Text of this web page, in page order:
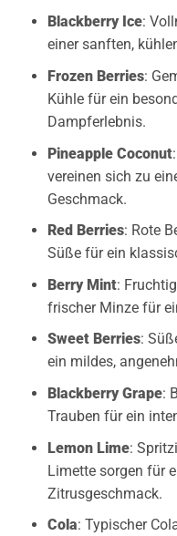
Blackberry Ice:
einer sanften,
Frozen Berries:
Kühle für ein
Dampferlebnis.
Pineapple Coconut
vereinen sich zu
Geschmack.
Red Berries: Rote
Süße für ein
Berry Mint:
frischer Minze für
Sweet Berries:
ein mildes,
Blackberry Grape:
Trauben für ein
Lemon Lime:
Limette sorgen für
Zitrusgeschmack.
Cola: Typischer